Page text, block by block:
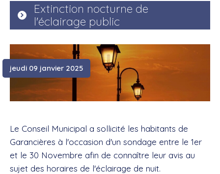
Extinction nocturne de
l'éclairage public
jeudi 09 janvier 2025
Le Conseil Municipal a sollicité les habitants de
Garancières à l'occasion d'un sondage entre le 1er
et le 30 Novembre afin de connaître leur avis au
sujet des horaires de l'éclairage de nuit.